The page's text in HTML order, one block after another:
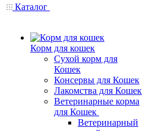
Каталог
Корм для кошек
Сухой корм для
Кошек
Консервы для Кошек
Лакомства для Кошек
Ветеринарные корма
для Кошек
Ветеринарный